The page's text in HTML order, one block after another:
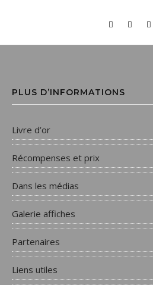
PLUS D’INFORMATIONS
Livre d’or
Récompenses et prix
Dans les médias
Galerie affiches
Partenaires
Liens utiles